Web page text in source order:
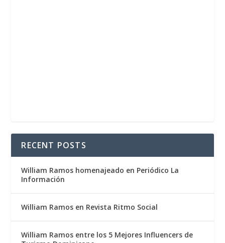
RECENT POSTS
William Ramos homenajeado en Periódico La
Información
William Ramos en Revista Ritmo Social
William Ramos entre los 5 Mejores Influencers de